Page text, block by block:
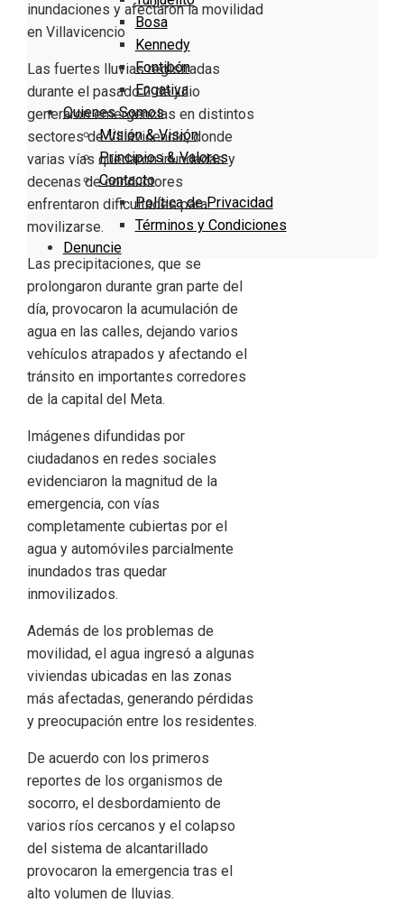
Bosa
Kennedy
Fontibón
Engativa
Quienes Somos
Misión & Visión
Principios & Valores
Contacto
Política de Privacidad
Términos y Condiciones
Denuncie
Las fuertes lluvias registradas
durante el pasado 2 de julio
generaron emergencias en distintos
sectores de Villavicencio, donde
varias vías quedaron inundadas y
decenas de conductores
enfrentaron dificultades para
movilizarse.
Las precipitaciones, que se
prolongaron durante gran parte del
día, provocaron la acumulación de
agua en las calles, dejando varios
vehículos atrapados y afectando el
tránsito en importantes corredores
de la capital del Meta.
Imágenes difundidas por
ciudadanos en redes sociales
evidenciaron la magnitud de la
emergencia, con vías
completamente cubiertas por el
agua y automóviles parcialmente
inundados tras quedar
inmovilizados.
Además de los problemas de
movilidad, el agua ingresó a algunas
viviendas ubicadas en las zonas
más afectadas, generando pérdidas
y preocupación entre los residentes.
De acuerdo con los primeros
reportes de los organismos de
socorro, el desbordamiento de
varios ríos cercanos y el colapso
del sistema de alcantarillado
provocaron la emergencia tras el
alto volumen de lluvias.